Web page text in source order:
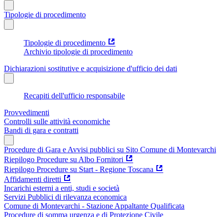
Tipologie di procedimento
Tipologie di procedimento
Archivio tipologie di procedimento
Dichiarazioni sostitutive e acquisizione d'ufficio dei dati
Recapiti dell'ufficio responsabile
Provvedimenti
Controlli sulle attività economiche
Bandi di gara e contratti
Procedure di Gara e Avvisi pubblici su Sito Comune di Montevarchi
Riepilogo Procedure su Albo Fornitori
Riepilogo Procedure su Start - Regione Toscana
Affidamenti diretti
Incarichi esterni a enti, studi e società
Servizi Pubblici di rilevanza economica
Comune di Montevarchi - Stazione Appaltante Qualificata
Procedure di somma urgenza e di Protezione Civile